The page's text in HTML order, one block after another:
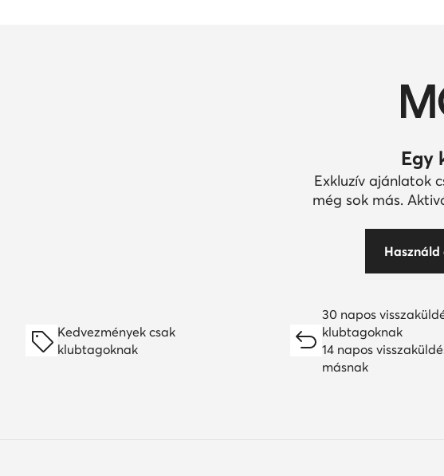
Egy
Exkluzív ajánlatok
még sok más.
Kedvezmények csak
klubtagoknak
30 napos
klubtagoknak
14 napos
másnak